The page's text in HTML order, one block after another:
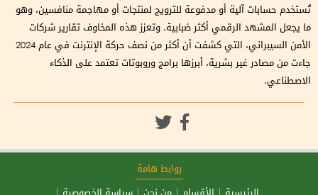
تُستخدم حسابات آلية أو مدفوعة للترويج لمنتجات أو مهاجمة منافسين، وهو
ما يجعل المشهد الرقمي أكثر ضبابية. وتعزز هذه المخاوف تقارير شركات
الأمن السيبراني، التي كشفت أن أكثر من نصف حركة الإنترنت في عام 2024
جاءت من مصادر غير بشرية، أبرزها برامج وروبوتات تعتمد على الذكاء
الاصطناعي.
روابط هامة